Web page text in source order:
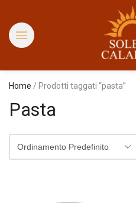
Home / Prodotti taggati “pasta”
Pasta